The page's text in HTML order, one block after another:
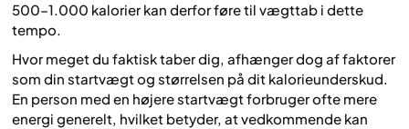
500–1.000 kalorier kan derfor føre til vægttab i dette
tempo.
Hvor meget du faktisk taber dig, afhænger dog af faktorer
som din startvægt og størrelsen på dit kalorieunderskud.
En person med en højere startvægt forbruger ofte mere
energi generelt, hvilket betyder, at vedkommende kan